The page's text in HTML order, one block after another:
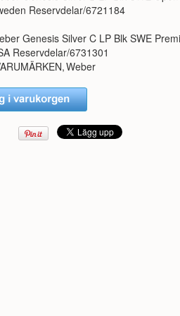
Reservdelar/6721184
Genesis Silver C LP Blk SWE
Reservdelar/6731301
,Weber